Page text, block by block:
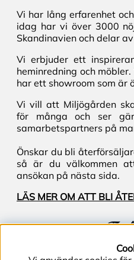
Vi har lång erfarenhet
idag har vi över 3000
Skandinavien och delar
Vi erbjuder ett
heminredning och
har ett showroom som är
Vi vill att Miljögården
för många och ser
samarbetspartners på
Önskar du bli
så är du välkommen
ansökan på nästa sida.
LÄS MER OM ATT BLI